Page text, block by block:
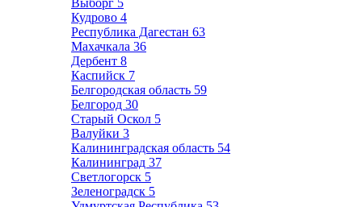
Выборг 5
Кудрово 4
Республика Дагестан 63
Махачкала 36
Дербент 8
Каспийск 7
Белгородская область 59
Белгород 30
Старый Оскол 5
Валуйки 3
Калининградская область 54
Калининград 37
Светлогорск 5
Зеленоградск 5